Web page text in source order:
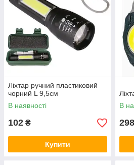
Ліхтар ручний пластиковий
чорний L 9,5см
В наявності
102 ₴
Купити
В
298